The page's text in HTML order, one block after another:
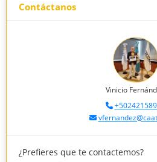
Contáctanos
Vinicio
¿Prefieres que te contactemos?